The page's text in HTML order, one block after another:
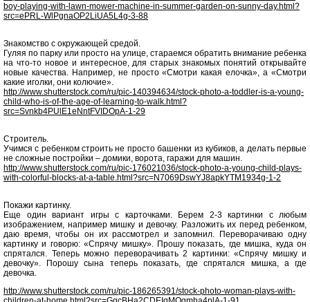
boy-playing-with-lawn-mower-machine-in-summer-garden-on-sunny-day.html?
src=ePRL-WlPgnaOP2LiUA5L4g-3-88
Знакомство с окружающей средой.
Гуляя по парку или просто на улице, стараемся обратить внимание ребенка
на что-то новое и интересное, для старых знакомых понятий открывайте
новые качества. Например, не просто «Смотри какая елочка», а «Смотри
какие иголки, они колючие».
http://www.shutterstock.com/ru/pic-140394634/stock-photo-a-toddler-is-a-young-
child-who-is-of-the-age-of-learning-to-walk.html?
src=Svnkb4PUlE1eNntFVIDOpA-1-29
Строитель.
Учимся с ребенком строить не просто башенки из кубиков, а делать первые
не сложные постройки – домики, ворота, гаражи для машин.
http://www.shutterstock.com/ru/pic-176021036/stock-photo-a-young-child-plays-
with-colorful-blocks-at-a-table.html?src=N7069DswYJ8apkYTM1934g-1-2
Покажи картинку.
Еще один вариант игры с карточками. Берем 2-3 картинки с любым
изображением, например мишку и девочку. Разложить их перед ребенком,
даю время, чтобы он их рассмотрел и запомнил. Переворачиваю одну
картинку и говорю: «Спрячу мишку». Прошу показать, где мишка, куда он
спрятался. Теперь можно переворачивать 2 картинки: «Спрячу мишку и
девочку». Порошу сына теперь показать, где спрятался мишка, а где
девочка.
http://www.shutterstock.com/ru/pic-186265391/stock-photo-woman-plays-with-